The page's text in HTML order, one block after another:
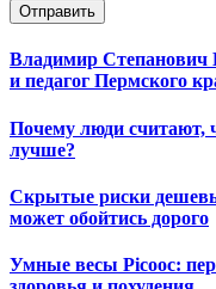
Отправить
Владимир Степанович
и педагог Пермского
Почему люди считают,
лучше?
Скрытые риски
может обойтись дорого
Умные весы Picooc: